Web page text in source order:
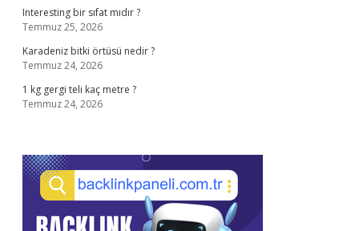
Interesting bir sıfat mıdır ?
Temmuz 25, 2026
Karadeniz bitki örtüsü nedir ?
Temmuz 24, 2026
1 kg gergi teli kaç metre ?
Temmuz 24, 2026